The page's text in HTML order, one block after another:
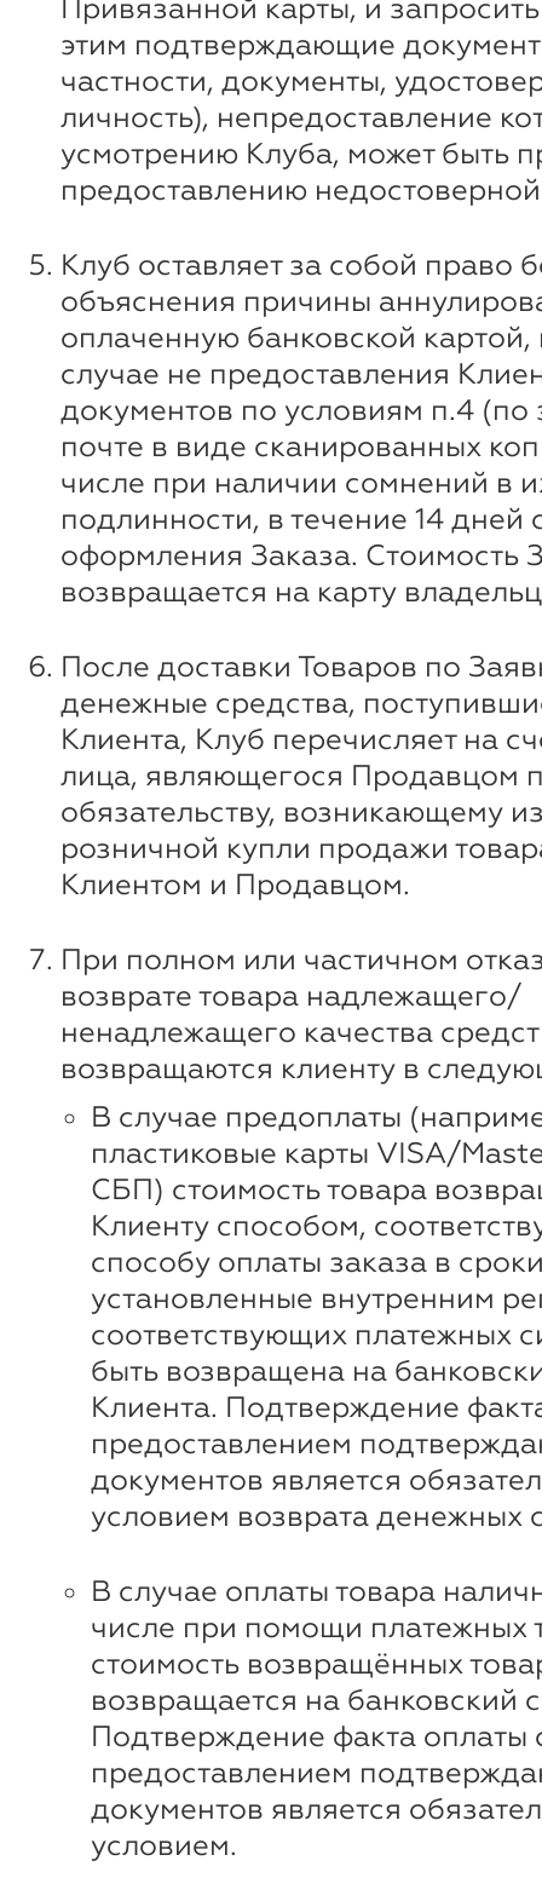
Привязанной карты, и
этим подтверждающие
частности, документы,
личность), непредоставление
усмотрению Клуба, может быть
предоставлению
Клуб оставляет за собой право
объяснения причины
оплаченную банковской картой,
случае не предоставления
документов по условиям п.4 (по
почте в виде сканированных
числе при наличии сомнений в
подлинности, в течение 14 дней
оформления Заказа. Стоимость
возвращается на карту
После доставки Товаров по
денежные средства,
Клиента, Клуб перечисляет на
лица, являющегося Продавцом
обязательству, возникающему
розничной купли продажи
Клиентом и Продавцом.
При полном или частичном
возврате товара надлежащего/
ненадлежащего качества
возвращаются клиенту в
В случае предоплаты
пластиковые карты VISA/
СБП) стоимость товара
Клиенту способом,
способу оплаты заказа в
установленные внутренним
соответствующих платежных
быть возвращена на
Клиента. Подтверждение
предоставлением
документов является
условием возврата денежных
В случае оплаты товара
числе при помощи платежных
стоимость возвращённых
возвращается на банковский
Подтверждение факта оплаты
предоставлением
документов является
условием.